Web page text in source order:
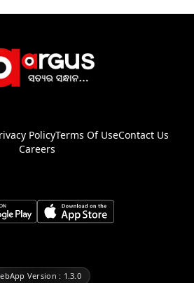
PolicyTerms Of UseContact Us
Careers
Version : 1.3.0